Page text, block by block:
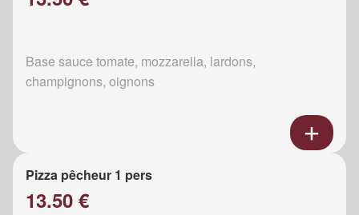
Base sauce tomate, mozzarella, lardons,
champignons, oignons
Pizza pêcheur 1 pers
13.50 €